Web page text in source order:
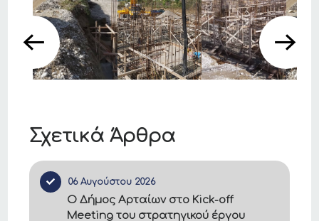
Σχετικά Άρθρα
06 Αυγούστου 2026
Ο Δήμος Αρταίων στο Kick-off
Meeting του στρατηγικού έργου